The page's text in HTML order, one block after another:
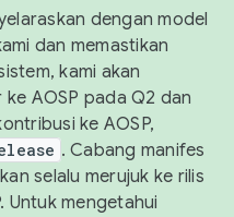
dengan model
dan memastikan
kami akan
AOSP pada Q2 dan
ke AOSP,
. Cabang manifes
selalu merujuk ke rilis
Untuk mengetahui